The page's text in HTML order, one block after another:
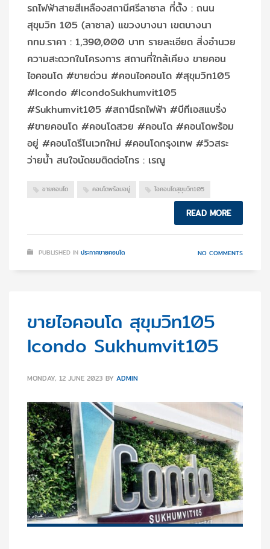
รถไฟฟ้าสายสีเหลืองสถานีศรีลาซาล ที่ตั้ง : ถนน
สุขุมวิท 105 (ลาซาล) แขวงบางนา เขตบางนา
กทม.ราคา : 1,390,000 บาท รายละเอียด สิ่งอำนวย
ความสะดวกในโครงการ สถานที่ใกล้เคียง ขายคอน
ไอคอนโด #ขายด่วน #คอนไอคอนโด #สุขุมวิท105
#Icondo #IcondoSukhumvit105
#Sukhumvit105 #สถานีรถไฟฟ้า #บีทีเอสแบริ่ง
#ขายคอนโด #คอนโดสวย #คอนโด #คอนโดพร้อม
อยู่ #คอนโดรีโนเวทใหม่ #คอนโดกรุงเทพ #วิวสระ
ว่ายน้ำ สนใจนัดชมติดต่อโทร : เรณู
ขายคอนโด คอนโดพร้อมอยู่ ไอคอนโดสุขุมวิท105
READ MORE
PUBLISHED IN ประกาศขายคอนโด NO COMMENTS
ขายไอคอนโด สุขุมวิท105
Icondo Sukhumvit105
MONDAY, 12 JUNE 2023 BY ADMIN